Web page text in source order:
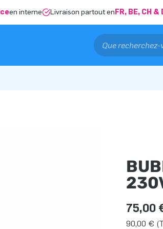
en interne Livraison partout en FR, BE, CH
75,00
90,00 €